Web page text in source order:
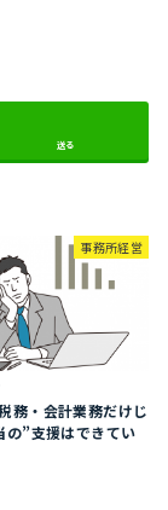
送る
事務所経営
務・会計業務だけじ
の”支援はできてい